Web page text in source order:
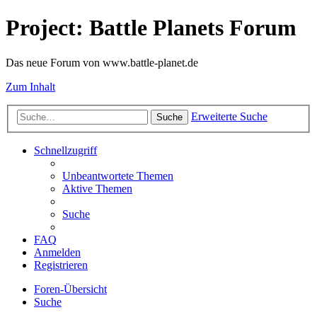
Project: Battle Planets Forum
Das neue Forum von www.battle-planet.de
Zum Inhalt
Suche Erweiterte Suche
Schnellzugriff
Unbeantwortete Themen
Aktive Themen
Suche
FAQ
Anmelden
Registrieren
Foren-Übersicht
Suche